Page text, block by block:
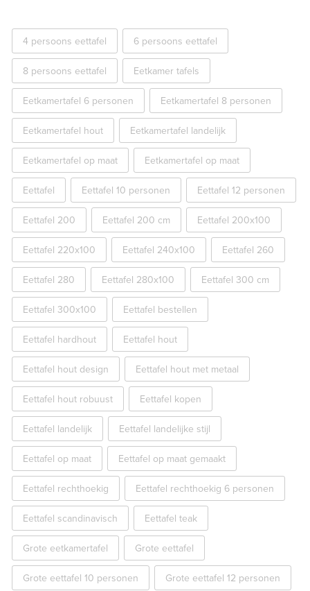
4 persoons eettafel 6 persoons eettafel
8 persoons eettafel Eetkamer tafels
Eetkamertafel 6 personen Eetkamertafel 8 personen
Eetkamertafel hout Eetkamertafel landelijk
Eetkamertafel op maat Eetkamertafel op maat
Eettafel Eettafel 10 personen Eettafel 12 personen
Eettafel 200 Eettafel 200 cm Eettafel 200x100
Eettafel 220x100 Eettafel 240x100 Eettafel 260
Eettafel 280 Eettafel 280x100 Eettafel 300 cm
Eettafel 300x100 Eettafel bestellen
Eettafel hardhout Eettafel hout
Eettafel hout design Eettafel hout met metaal
Eettafel hout robuust Eettafel kopen
Eettafel landelijk Eettafel landelijke stijl
Eettafel op maat Eettafel op maat gemaakt
Eettafel rechthoekig Eettafel rechthoekig 6 personen
Eettafel scandinavisch Eettafel teak
Grote eetkamertafel Grote eettafel
Grote eettafel 10 personen Grote eettafel 12 personen